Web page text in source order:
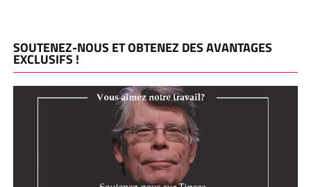
SOUTENEZ-NOUS ET OBTENEZ DES AVANTAGES
EXCLUSIFS !